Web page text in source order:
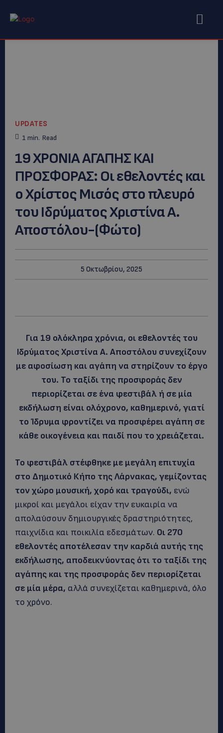
UPDATES
1 min. Read
19 ΧΡΟΝΙΑ ΑΓΑΠΗΣ ΚΑΙ
ΠΡΟΣΦΟΡΑΣ: Οι εθελοντές και
ο Χρίστος Μισός στο πλευρό
του Ιδρύματος Χριστίνα Α.
Αποστόλου-(Φώτο)
5 Οκτωβρίου, 2025
Για 19 ολόκληρα χρόνια, οι εθελοντές του
Ιδρύματος Χριστίνα Α. Αποστόλου συνεχίζουν
με αφοσίωση και αγάπη να στηρίζουν το έργο
του. Το ταξίδι της προσφοράς δεν
περιορίζεται σε ένα φεστιβάλ ή σε μία
εκδήλωση είναι ολόχρονο, καθημερινό, γιατί
το Ίδρυμα φροντίζει να προσφέρει αγάπη σε
κάθε οικογένεια και παιδί που το χρειάζεται.
Το φεστιβάλ στέφθηκε με μεγάλη επιτυχία
στο Δημοτικό Κήπο της Λάρνακας, γεμίζοντας
τον χώρο μουσική, χορό και τραγούδι, ενώ
μικροί και μεγάλοι είχαν την ευκαιρία να
απολαύσουν δημιουργικές δραστηριότητες,
παιχνίδια και ποικιλία εδεσμάτων. Οι 270
εθελοντές αποτέλεσαν την καρδιά αυτής της
εκδήλωσης, αποδεικνύοντας ότι το ταξίδι της
αγάπης και της προσφοράς δεν περιορίζεται
σε μία μέρα, αλλά συνεχίζεται καθημερινά, όλο
το χρόνο.